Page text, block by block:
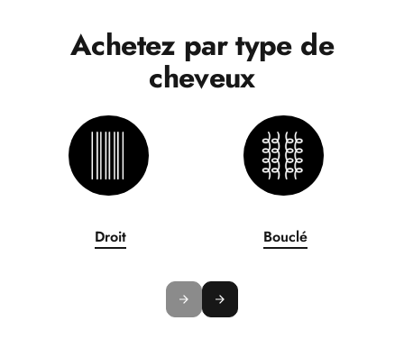
Achetez par type de
cheveux
Droit Bouclé